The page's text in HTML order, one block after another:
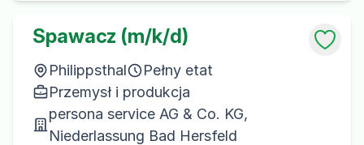
Spawacz (m/k/d)
Philippsthal
Pełny etat
Przemysł i produkcja
persona service AG & Co. KG,
Niederlassung Bad Hersfeld